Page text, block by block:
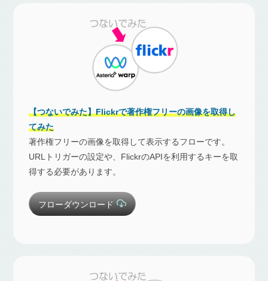
【つないでみた】Flickrで著作権フリーの画像を取得し
てみた
著作権フリーの画像を取得して表示するフローです。
URLトリガーの設定や、FlickrのAPIを利用するキーを取
得する必要があります。
フローダウンロード